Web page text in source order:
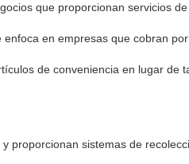
que proporcionan servicios de
en empresas que cobran por
de conveniencia en lugar de
proporcionan sistemas de